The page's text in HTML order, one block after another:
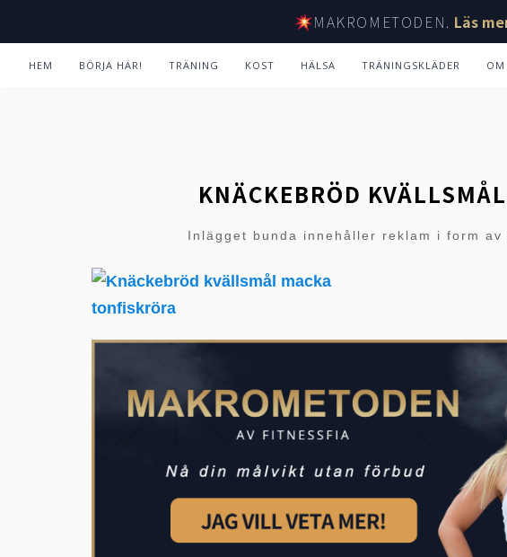
MAKROMETODEN. Läs
HEM BÖRJA HÄR! TRÄNING KOST HÄLSA TRÄNINGSKLÄDER OM
KNÄCKEBRÖD
Inlägget bunda innehåller reklam i form av